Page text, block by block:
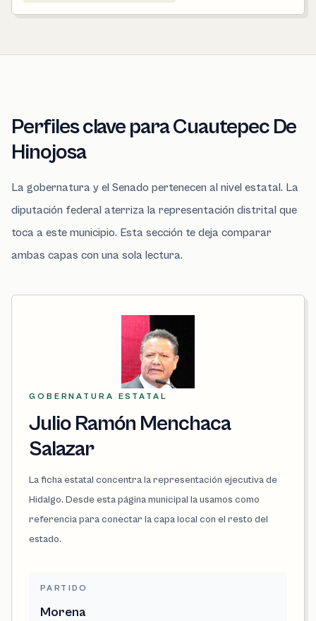
Perfiles clave para Cuautepec De
Hinojosa
La gobernatura y el Senado pertenecen al nivel estatal. La
diputación federal aterriza la representación distrital que
toca a este municipio. Esta sección te deja comparar
ambas capas con una sola lectura.
GOBERNATURA ESTATAL
Julio Ramón Menchaca
Salazar
La ficha estatal concentra la representación ejecutiva de
Hidalgo. Desde esta página municipal la usamos como
referencia para conectar la capa local con el resto del
estado.
PARTIDO
Morena